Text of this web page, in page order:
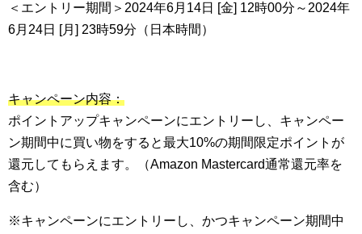
＜エントリー期間＞2024年6月14日 [金] 12時00分～2024年
6月24日 [月] 23時59分（日本時間）
キャンペーン内容：
ポイントアップキャンペーンにエントリーし、キャンペー
ン期間中に買い物をすると最大10%の期間限定ポイントが
還元してもらえます。（Amazon Mastercard通常還元率を
含む）
※キャンペーンにエントリーし、かつキャンペーン期間中